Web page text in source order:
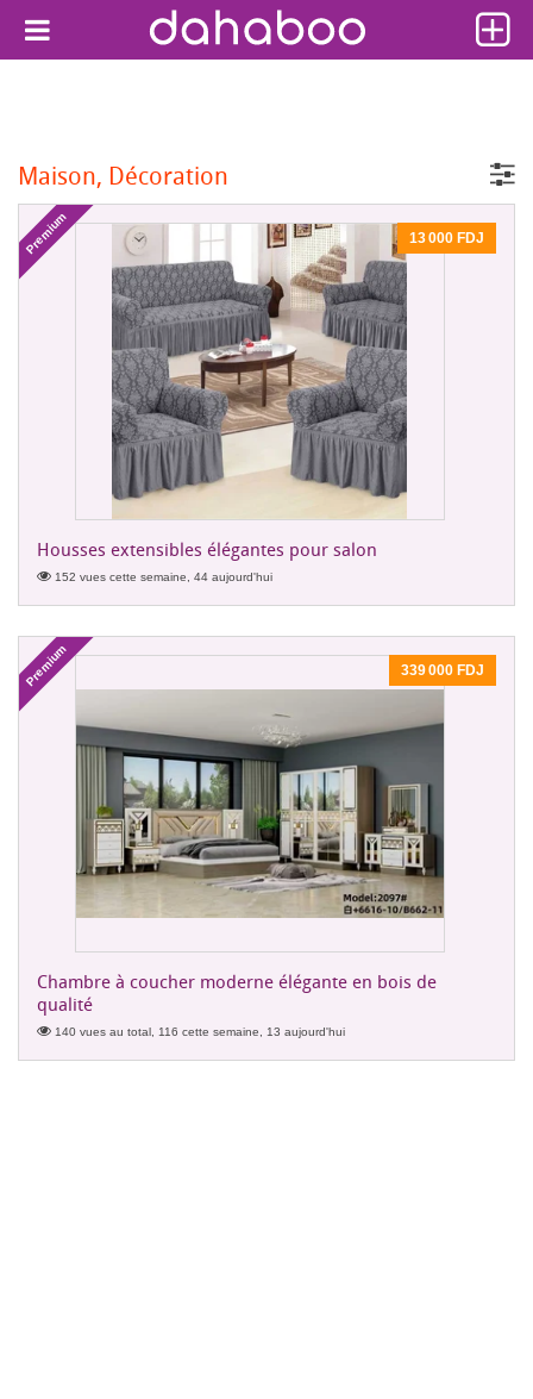
Maison, Décoration
Premium 13 000 FDJ
Housses extensibles élégantes pour salon
152 vues cette semaine, 44 aujourd'hui
Premium 339 000 FDJ
Chambre à coucher moderne élégante en bois de
qualité
140 vues au total, 116 cette semaine, 13 aujourd'hui